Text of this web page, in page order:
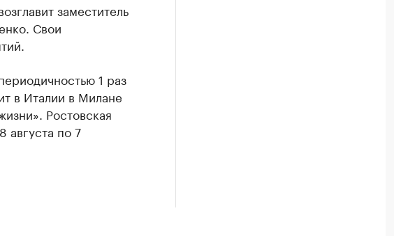
заместитель
Свои
1 раз
в Италии в Милане
Ростовская
августа по 7